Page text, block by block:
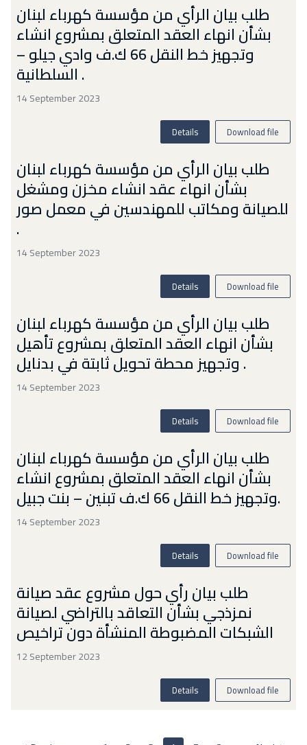
طلب بيان الرأي من مؤسسة كهرباء لبنان
بشأن انهاء العقد المتعلق بمشروع انشاء
وتجهيز خط النقل 66 ك.ف وادي جيلو –
السلطانية .
14 September 2023
Details Download file
طلب بيان الرأي من مؤسسة كهرباء لبنان
بشأن انهاء عقد انشاء مخزن ومشغل
للصيانة ومكاتب للمهندسين في معمل صور
.
14 September 2023
Details Download file
طلب بيان الرأي من مؤسسة كهرباء لبنان
بشأن انهاء العقد المتعلق بمشروع تأهيل
وتجهيز محطة تحويل ثابتة في بدنايل .
14 September 2023
Details Download file
طلب بيان الرأي من مؤسسة كهرباء لبنان
بشأن انهاء العقد المتعلق بمشروع انشاء
وتجهيز خط النقل 66 ك.ف تبنين – بنت جبيل.
14 September 2023
Details Download file
طلب بيان رأي حول مشروع عقد صيانة
نمزذجي بشأن التعاقد بالتراضي لصيانة
الشبكات المضبوطة المنشأة دون تراخيص
12 September 2023
Details Download file